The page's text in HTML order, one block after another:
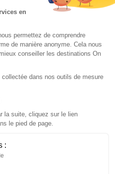
en
permettez de comprendre
de manière anonyme. Cela nous
conseiller les destinations On
dans nos outils de mesure
la suite, cliquez sur le lien
le pied de page.
: